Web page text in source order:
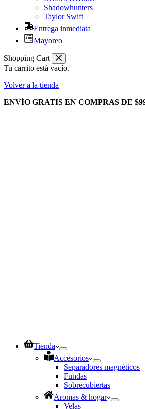
Shadowhunters
Taylor Swift
Entrega inmediata
Mayoreo
Shopping Cart
Tu carrito está vacío.
Volver a la tienda
ENVÍO GRATIS EN COMPRAS DE
Tienda
Accesorios
Separadores magnéticos
Fundas
Sobrecubiertas
Aromas & hogar
Velas